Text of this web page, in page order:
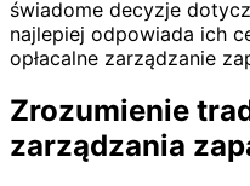
świadome decyzje
najlepiej odpowiada ich
opłacalne zarządzanie
Zrozumienie
zarządzania